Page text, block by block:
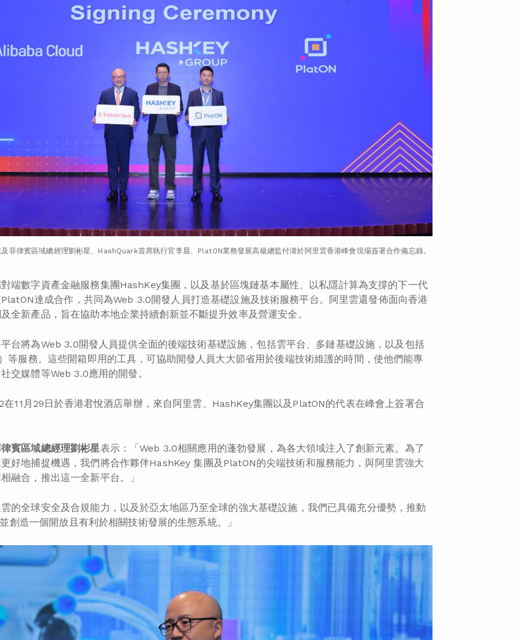
及菲律賓區域總經理劉彬星、HashQuark首席執行官李晨、PlatON業務發展高級總監付濤於阿里雲香港峰會現場簽署合作備忘錄。
端數字資產金融服務集團HashKey集團，以及基於區塊鏈基本屬性、以私隱計算為支撐的下一代
達成合作，共同為Web 3.0開發人員打造基礎設施及技術服務平台。阿里雲還發佈面向香港
全新產品，旨在協助本地企業持續創新並不斷提升效率及營運安全。
台將為Web 3.0開發人員提供全面的後端技術基礎設施，包括雲平台、多鏈基礎設施，以及包括
等服務。這些開箱即用的工具，可協助開發人員大大節省用於後端技術維護的時間，使他們能專
交媒體等Web 3.0應用的開發。
在11月29日於香港君悅酒店舉辦，來自阿里雲、HashKey集團以及PlatON的代表在峰會上簽署合
賓區域總經理劉彬星表示：「Web 3.0相關應用的蓬勃發展，為各大領域注入了創新元素。為了
好地捕捉機遇，我們將合作夥伴HashKey 集團及PlatON的尖端技術和服務能力，與阿里雲強大
融合，推出這一全新平台。」
的全球安全及合規能力，以及於亞太地區乃至全球的強大基礎設施，我們已具備充分優勢，推動
創造一個開放且有利於相關技術發展的生態系統。」